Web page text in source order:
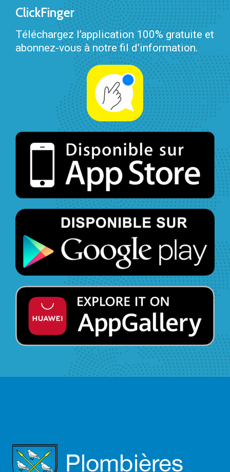
ClickFinger
Téléchargez l’application 100% gratuite et
abonnez-vous à notre fil d’information.